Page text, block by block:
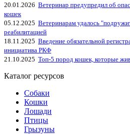
20.01.2026 Ветеринар предупредил об
кошек
05.12.2025 Ветеринарам удалось
реабилитацией
18.11.2025 Введение обязательной
инициатива РКФ
21.10.2025 Топ-5 пород кошек, которые
Каталог ресурсов
Собаки
Кошки
Лошади
Птицы
Грызуны